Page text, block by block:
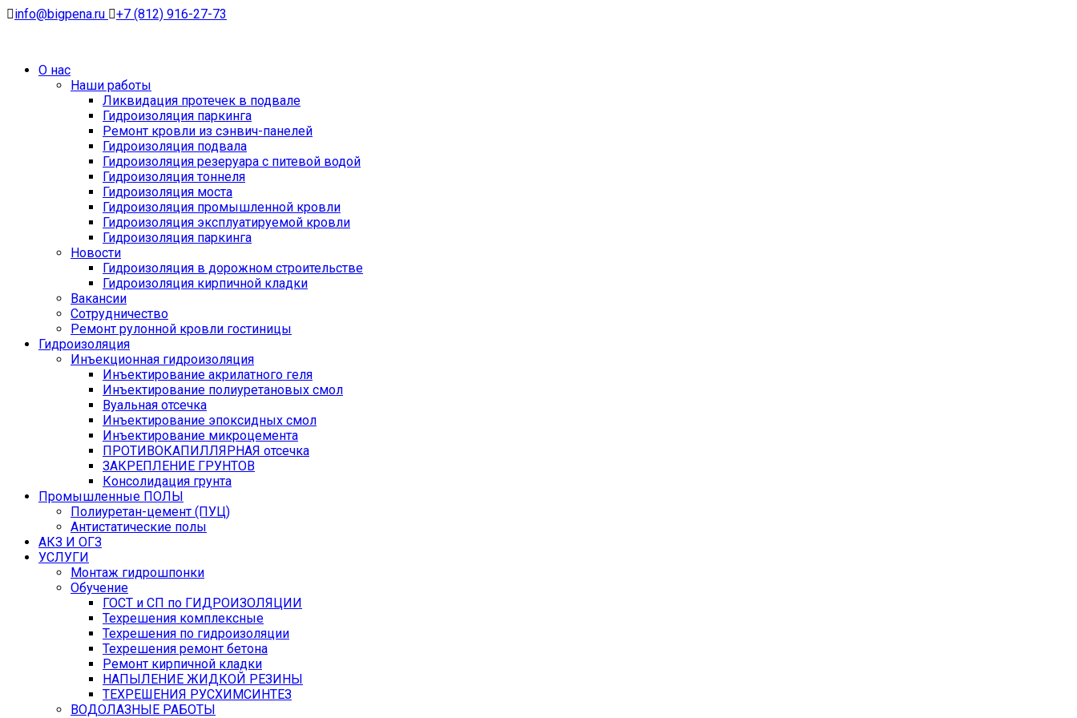
info@bigpena.ru +7 (812) 916-27-73
О нас
Наши работы
Ликвидация протечек в подвале
Гидроизоляция паркинга
Ремонт кровли из сэнвич-панелей
Гидроизоляция подвала
Гидроизоляция резеруара с питевой водой
Гидроизоляция тоннеля
Гидроизоляция моста
Гидроизоляция промышленной кровли
Гидроизоляция эксплуатируемой кровли
Гидроизоляция паркинга
Новости
Гидроизоляция в дорожном строительстве
Гидроизоляция кирпичной кладки
Вакансии
Сотрудничество
Ремонт рулонной кровли гостиницы
Гидроизоляция
Инъекционная гидроизоляция
Инъектирование акрилатного геля
Инъектирование полиуретановых смол
Вуальная отсечка
Инъектирование эпоксидных смол
Инъектирование микроцемента
ПРОТИВОКАПИЛЛЯРНАЯ отсечка
ЗАКРЕПЛЕНИЕ ГРУНТОВ
Консолидация грунта
Промышленные ПОЛЫ
Полиуретан-цемент (ПУЦ)
Антистатические полы
АКЗ И ОГЗ
УСЛУГИ
Монтаж гидрошпонки
Обучение
ГОСТ и СП по ГИДРОИЗОЛЯЦИИ
Техрешения комплексные
Техрешения по гидроизоляции
Техрешения ремонт бетона
Ремонт кирпичной кладки
НАПЫЛЕНИЕ ЖИДКОЙ РЕЗИНЫ
ТЕХРЕШЕНИЯ РУСХИМСИНТЕЗ
ВОДОЛАЗНЫЕ РАБОТЫ